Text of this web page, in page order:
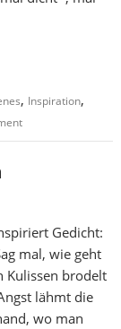
, Inspiration,
Gedicht:
mal, wie geht
Kulissen brodelt
lähmt die
wo man